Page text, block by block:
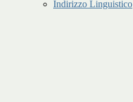
Indirizzo Linguistico